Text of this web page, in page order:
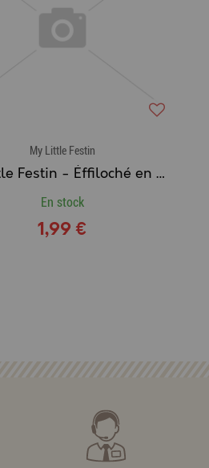
My Little Festin
My little Festin - Éffiloché en Bouillon pour Chat THON & POULET
En stock
1,99 €